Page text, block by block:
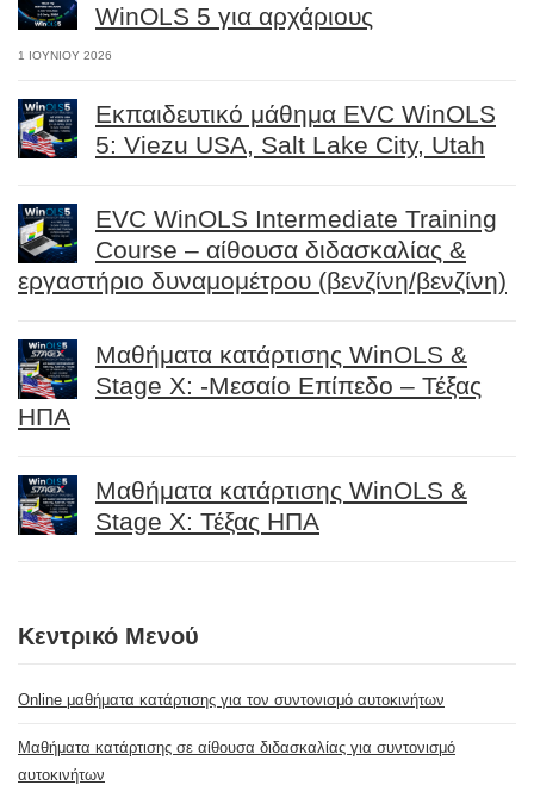
WinOLS 5 για αρχάριους
1 ΙΟΥΝΊΟΥ 2026
Εκπαιδευτικό μάθημα EVC WinOLS
5: Viezu USA, Salt Lake City, Utah
EVC WinOLS Intermediate Training
Course – αίθουσα διδασκαλίας &
εργαστήριο δυναμομέτρου (βενζίνη/βενζίνη)
Μαθήματα κατάρτισης WinOLS &
Stage X: -Μεσαίο Επίπεδο – Τέξας
ΗΠΑ
Μαθήματα κατάρτισης WinOLS &
Stage X: Τέξας ΗΠΑ
Κεντρικό Μενού
Online μαθήματα κατάρτισης για τον συντονισμό αυτοκινήτων
Μαθήματα κατάρτισης σε αίθουσα διδασκαλίας για συντονισμό
αυτοκινήτων